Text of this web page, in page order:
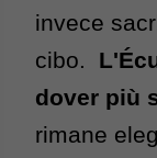
invece
cibo.
dover più
rimane